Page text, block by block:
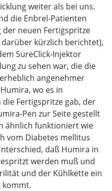
weiter als bei uns.
die Enbrel-Patienten
neuen Fertigspritze
kürzlich berichtet),
SureClick-Injektor
zu sehen war, die die
angenehmer
wo es in
Fertigspritze gab, der
Pen zur Seite gestellt
ähnlich funktioniert wie
vom Diabetes mellitus
daß Humira in
werden muß und
und der Kühlkette ein
kommt.